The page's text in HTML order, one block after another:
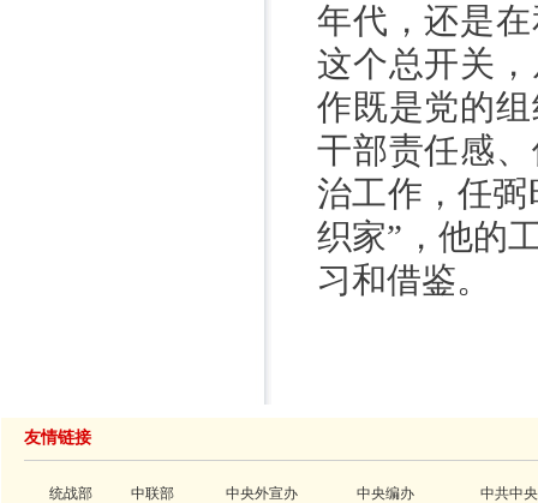
年代，还是
这个总开关
作既是党的
干部责任感
治工作，任
织家”，他的
习和借鉴。
友情链接
统战部 中联部 中央外宣办 中央编办 中共中